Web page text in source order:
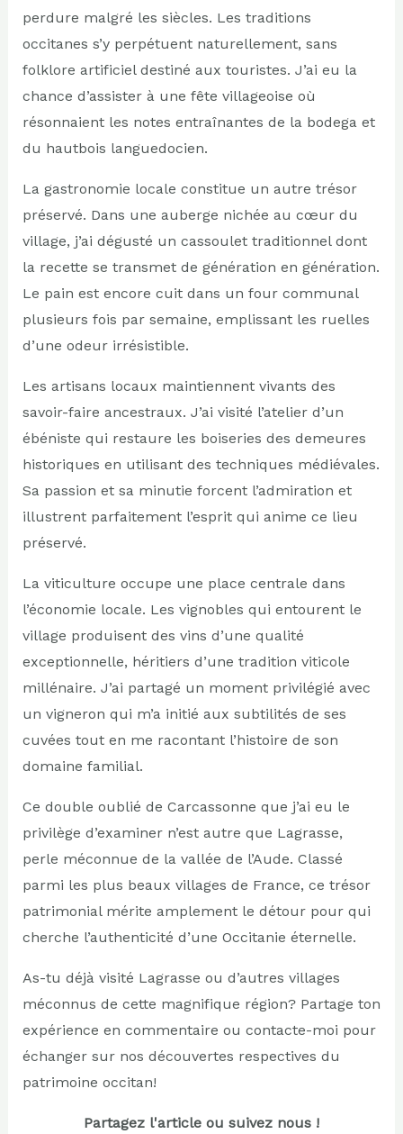
perdure malgré les siècles. Les traditions
occitanes s’y perpétuent naturellement, sans
folklore artificiel destiné aux touristes. J’ai eu la
chance d’assister à une fête villageoise où
résonnaient les notes entraînantes de la bodega et
du hautbois languedocien.
La gastronomie locale constitue un autre trésor
préservé. Dans une auberge nichée au cœur du
village, j’ai dégusté un cassoulet traditionnel dont
la recette se transmet de génération en génération.
Le pain est encore cuit dans un four communal
plusieurs fois par semaine, emplissant les ruelles
d’une odeur irrésistible.
Les artisans locaux maintiennent vivants des
savoir-faire ancestraux. J’ai visité l’atelier d’un
ébéniste qui restaure les boiseries des demeures
historiques en utilisant des techniques médiévales.
Sa passion et sa minutie forcent l’admiration et
illustrent parfaitement l’esprit qui anime ce lieu
préservé.
La viticulture occupe une place centrale dans
l’économie locale. Les vignobles qui entourent le
village produisent des vins d’une qualité
exceptionnelle, héritiers d’une tradition viticole
millénaire. J’ai partagé un moment privilégié avec
un vigneron qui m’a initié aux subtilités de ses
cuvées tout en me racontant l’histoire de son
domaine familial.
Ce double oublié de Carcassonne que j’ai eu le
privilège d’examiner n’est autre que Lagrasse,
perle méconnue de la vallée de l’Aude. Classé
parmi les plus beaux villages de France, ce trésor
patrimonial mérite amplement le détour pour qui
cherche l’authenticité d’une Occitanie éternelle.
As-tu déjà visité Lagrasse ou d’autres villages
méconnus de cette magnifique région? Partage ton
expérience en commentaire ou contacte-moi pour
échanger sur nos découvertes respectives du
patrimoine occitan!
Partagez l'article ou suivez nous !